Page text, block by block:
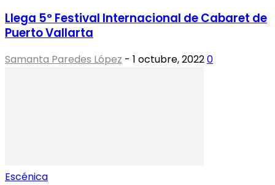
Llega 5º Festival Internacional de Cabaret de
Puerto Vallarta
Samanta Paredes López - 1 octubre, 20220
Escénica